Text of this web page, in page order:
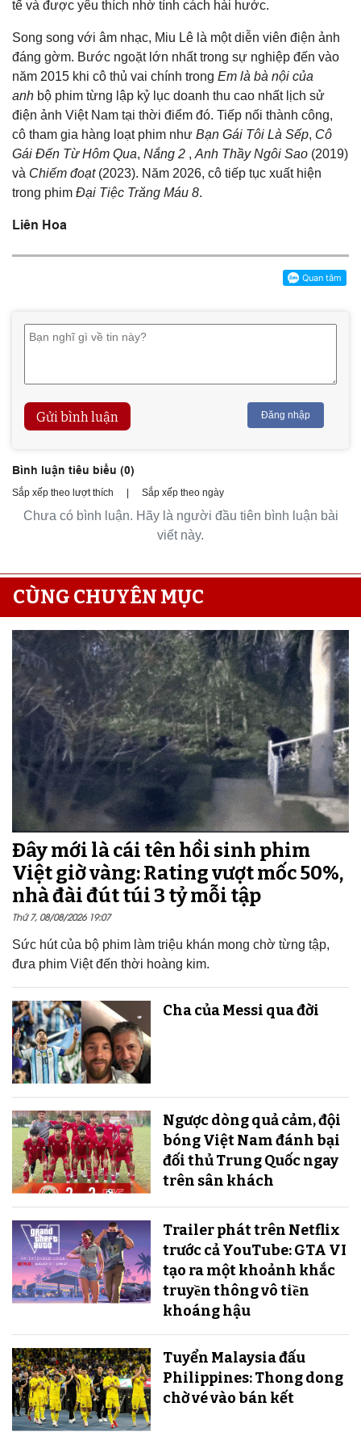
tế và được yêu thích nhờ tính cách hài hước.
Song song với âm nhạc, Miu Lê là một diễn viên điện ảnh
đáng gờm. Bước ngoặt lớn nhất trong sự nghiệp đến vào
năm 2015 khi cô thủ vai chính trong Em là bà nội của
anh bộ phim từng lập kỷ lục doanh thu cao nhất lịch sử
điện ảnh Việt Nam tại thời điểm đó. Tiếp nối thành công,
cô tham gia hàng loạt phim như Bạn Gái Tôi Là Sếp, Cô
Gái Đến Từ Hôm Qua, Nắng 2 , Anh Thầy Ngôi Sao (2019)
và Chiếm đoạt (2023). Năm 2026, cô tiếp tục xuất hiện
trong phim Đại Tiệc Trăng Máu 8.
Liên Hoa
Gửi bình luận Đăng nhập
Bình luận tiêu biểu (0)
Sắp xếp theo lượt thích | Sắp xếp theo ngày
Chưa có bình luận. Hãy là người đầu tiên bình luận bài
viết này.
CÙNG CHUYÊN MỤC
Đây mới là cái tên hồi sinh phim
Việt giờ vàng: Rating vượt mốc 50%,
nhà đài đút túi 3 tỷ mỗi tập
Thứ 7, 08/08/2026 19:07
Sức hút của bộ phim làm triệu khán mong chờ từng tập,
đưa phim Việt đến thời hoàng kim.
Cha của Messi qua đời
Ngược dòng quả cảm, đội
bóng Việt Nam đánh bại
đối thủ Trung Quốc ngay
trên sân khách
Trailer phát trên Netflix
trước cả YouTube: GTA VI
tạo ra một khoảnh khắc
truyền thông vô tiền
khoáng hậu
Tuyển Malaysia đấu
Philippines: Thong dong
chờ vé vào bán kết